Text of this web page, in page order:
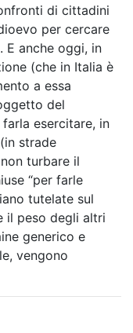
di cittadini
per cercare
E anche oggi, in
(che in Italia è
a essa
del
esercitare, in
strade
turbare il
“per farle
tutelate sul
il peso degli altri
generico e
vengono